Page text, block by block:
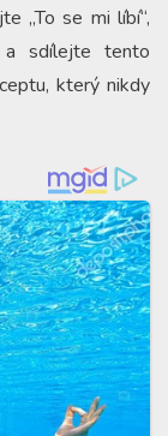
„To se mi líbí“,
a sdílejte tento
který nikdy